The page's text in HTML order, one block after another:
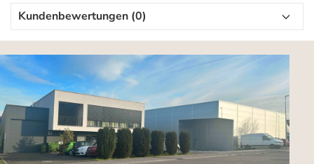
Kundenbewertungen (0)